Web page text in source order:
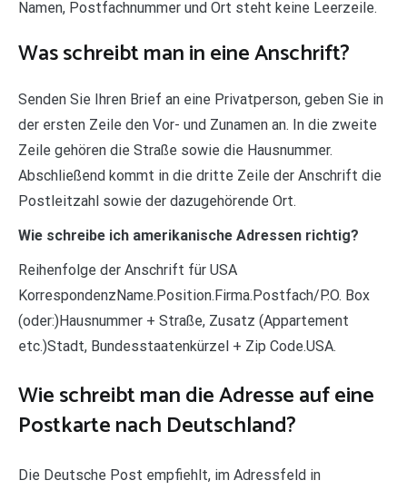
Namen, Postfachnummer und Ort steht keine Leerzeile.
Was schreibt man in eine Anschrift?
Senden Sie Ihren Brief an eine Privatperson, geben Sie in
der ersten Zeile den Vor- und Zunamen an. In die zweite
Zeile gehören die Straße sowie die Hausnummer.
Abschließend kommt in die dritte Zeile der Anschrift die
Postleitzahl sowie der dazugehörende Ort.
Wie schreibe ich amerikanische Adressen richtig?
Reihenfolge der Anschrift für USA
KorrespondenzName.Position.Firma.Postfach/P.O. Box
(oder:)Hausnummer + Straße, Zusatz (Appartement
etc.)Stadt, Bundesstaatenkürzel + Zip Code.USA.
Wie schreibt man die Adresse auf eine
Postkarte nach Deutschland?
Die Deutsche Post empfiehlt, im Adressfeld in